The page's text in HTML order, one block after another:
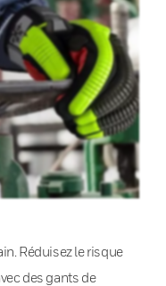
Réduisez le risque
des gants de